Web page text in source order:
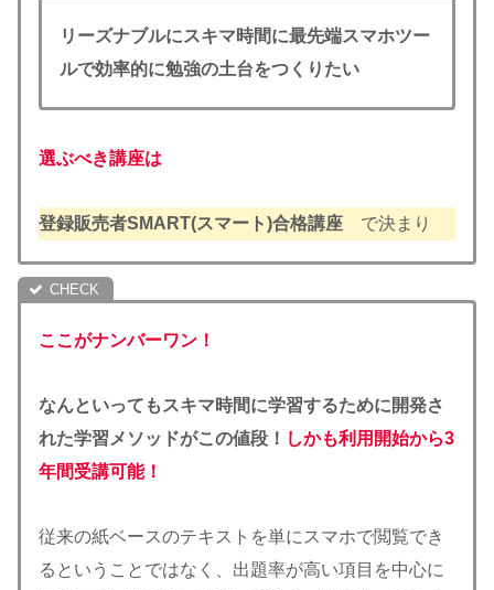
リーズナブルにスキマ時間に最先端スマホツー
ルで効率的に勉強の土台をつくりたい
選ぶべき講座は
登録販売者SMART(スマート)合格講座 で決まり
ここがナンバーワン！
なんといってもスキマ時間に学習するために開発さ
れた学習メソッドがこの値段 ！ しかも利用開始から3
年間受講可能！
従来の紙ベースのテキストを単にスマホで閲覧でき
るということではなく、出題率が高い項目を中心に